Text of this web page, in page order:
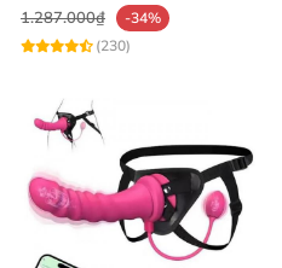
1.287.000₫
-34%
(230)